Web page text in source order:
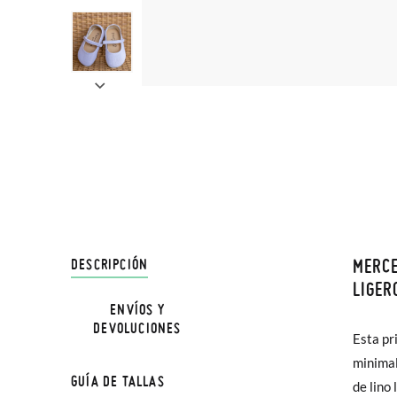
DESCRIPCIÓN
Esta
de lino
niña,
ENVÍOS Y
DEVOLUCIONES
En
hasta
poco
En
GUÍA DE TALLAS